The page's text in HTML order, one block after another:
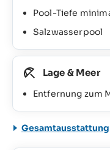
Pool-Tiefe
Salzwasserpool
Lage & Meer
Entfernung zum
Gesamtausstattung